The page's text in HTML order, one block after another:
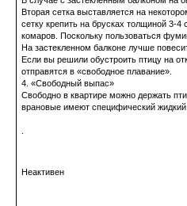
Вторая сетка выставляется на
сетку крепить на брусках толщиной 3-
комаров. Поскольку пользоваться
На застекленном балконе лучше
Если вы решили обустроить птицу на
отправятся в «свободное плавание».
4. «Свободный выпас»
Свободно в квартире можно держать
врановые имеют специфический жидкий
Неактивен